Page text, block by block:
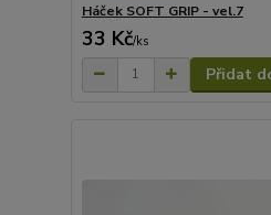
Háček SOFT GRIP - vel.7
33 Kč/ks
Přidat